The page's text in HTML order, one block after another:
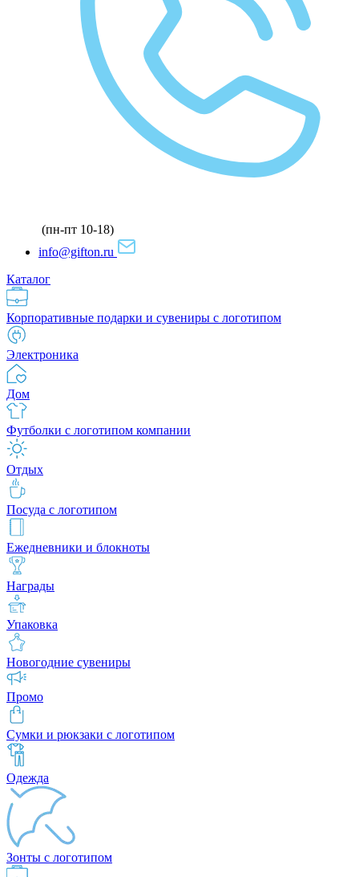
(пн-пт 10-18)
info@gifton.ru
Каталог
Корпоративные подарки и сувениры с логотипом
Электроника
Дом
Футболки с логотипом компании
Отдых
Посуда с логотипом
Ежедневники и блокноты
Награды
Упаковка
Новогодние сувениры
Промо
Сумки и рюкзаки с логотипом
Одежда
Зонты с логотипом